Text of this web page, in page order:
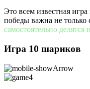
Это всем известная игра
победы важна не только
самостоятельно делятся
Игра 10 шариков